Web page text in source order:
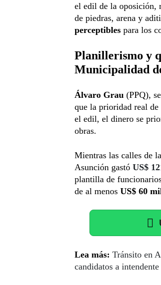
el edil de la oposición,
de piedras, arena y
perceptibles para los
Planillerismo y
Municipalidad
Álvaro Grau (PPQ),
que la prioridad real de
el edil, el dinero se
obras.
Mientras las calles de
Asunción gastó US$
plantilla de
de al menos US$ 60
Lea más: Tránsito en
candidatos a intendente